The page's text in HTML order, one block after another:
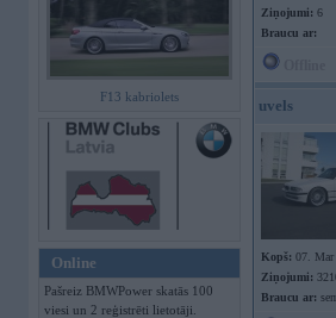
F13 kabriolets
Online
Pašreiz BMWPower skatās 100
viesi un 2 reģistrēti lietotāji.
Ziņojumi: 6
Braucu ar:
uvels
Kopš: 07. Mar
Ziņojumi:
Braucu ar: